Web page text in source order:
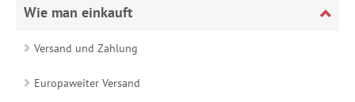
Wie man einkauft
Versand und Zahlung
Europaweiter Versand